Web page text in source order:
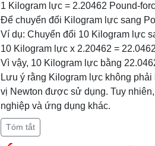
1 Kilogram lực = 2.20462 Pound-
Để chuyển đổi Kilogram lực sang
Ví dụ: Chuyển đổi 10 Kilogram lực
10 Kilogram lực x 2.20462 =
Vì vậy, 10 Kilogram lực bằng
Lưu ý rằng Kilogram lực không
vị Newton được sử dụng. Tuy
nghiệp và ứng dụng khác.
Tóm tắt